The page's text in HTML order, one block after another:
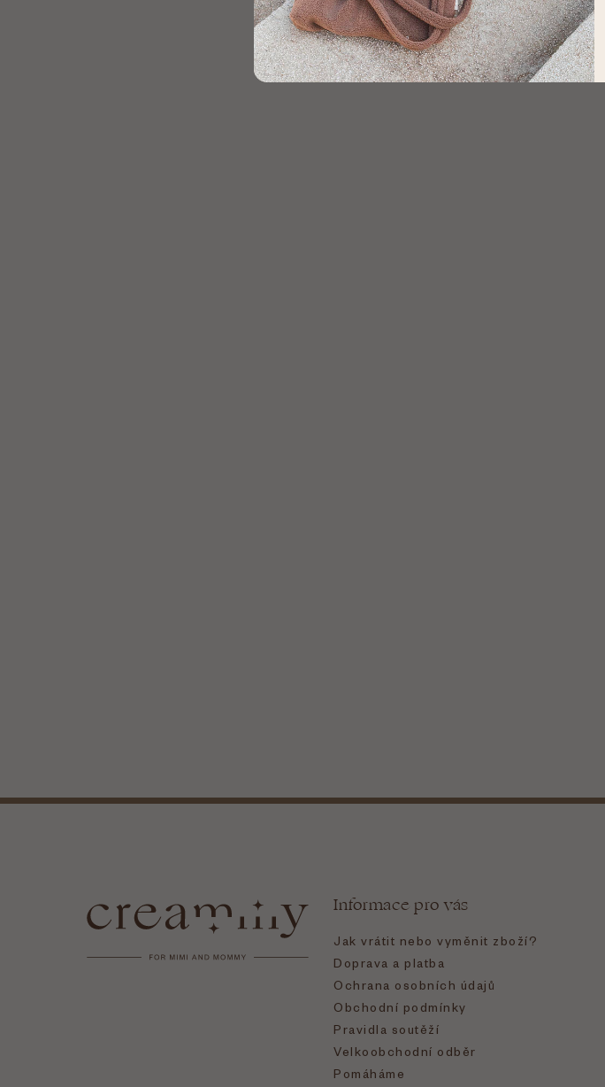
Informace pro vás
Jak vrátit nebo vyměnit zboží?
Doprava a platba
Ochrana osobních údajů
Obchodní podmínky
Pravidla soutěží
Velkoobchodní odběr
Pomáháme